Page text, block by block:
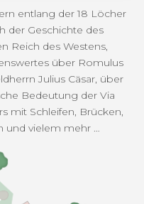
entlang der 18 Löcher
der Geschichte des
Reich des Westens,
über Romulus
Julius Cäsar, über
Bedeutung der Via
mit Schleifen, Brücken,
und vielem mehr …